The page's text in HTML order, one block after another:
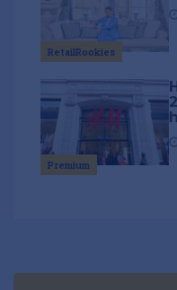
RetailRookies
Premium